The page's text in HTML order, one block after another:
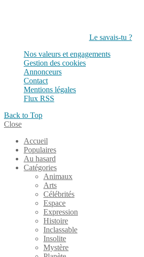
Le savais-tu ?
Nos valeurs et engagements
Gestion des cookies
Annonceurs
Contact
Mentions légales
Flux RSS
Back to Top
Close
Accueil
Populaires
Au hasard
Catégories
Animaux
Arts
Célébrités
Espace
Expression
Histoire
Inclassable
Insolite
Mystère